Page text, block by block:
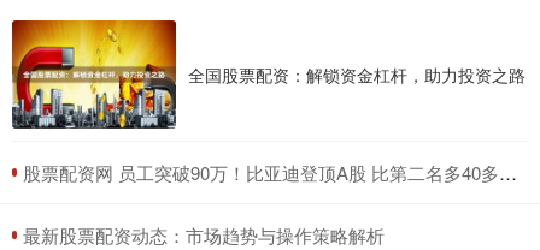
全国股票配资：解锁资金杠杆，助力投资之路
​股票配资网 员工突破90万！比亚迪登顶A股 比第二名多40多万！
​最新股票配资动态：市场趋势与操作策略解析